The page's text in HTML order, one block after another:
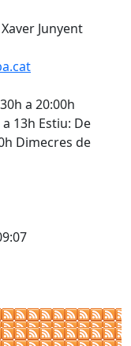
Junyent
a 20:00h
13h Estiu: De
Dimecres de